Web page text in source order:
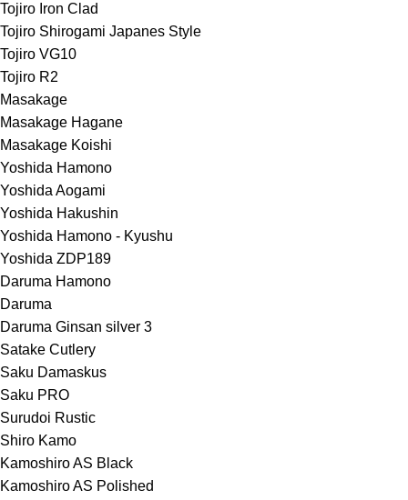
Tojiro Iron Clad
Tojiro Shirogami Japanes Style
Tojiro VG10
Tojiro R2
Masakage
Masakage Hagane
Masakage Koishi
Yoshida Hamono
Yoshida Aogami
Yoshida Hakushin
Yoshida Hamono - Kyushu
Yoshida ZDP189
Daruma Hamono
Daruma
Daruma Ginsan silver 3
Satake Cutlery
Saku Damaskus
Saku PRO
Surudoi Rustic
Shiro Kamo
Kamoshiro AS Black
Kamoshiro AS Polished